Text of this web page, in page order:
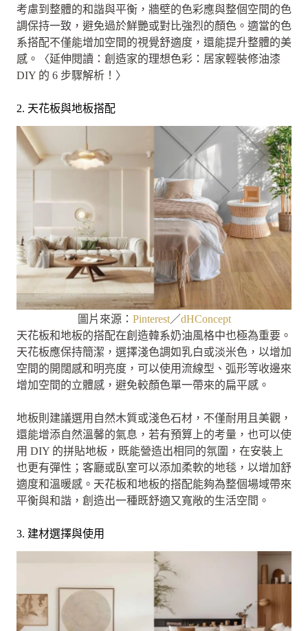
考慮到整體的和諧與平衡，牆壁的色彩應與整個空間的色
調保持一致，避免過於鮮艷或對比強烈的顏色。適當的色
系搭配不僅能增加空間的視覺舒適度，還能提升整體的美
感。〈延伸閱讀：創造家的理想色彩：居家輕裝修油漆
DIY 的 6 步驟解析！〉
2. 天花板與地板搭配
圖片來源： Pinterest／dHConcept
天花板和地板的搭配在創造韓系奶油風格中也極為重要。
天花板應保持簡潔，選擇淺色調如乳白或淡米色，以增加
空間的開闊感和明亮度，可以使用流線型、弧形等收邊來
增加空間的立體感，避免較顏色單一帶來的扁平感。
地板則建議選用自然木質或淺色石材，不僅耐用且美觀，
還能增添自然溫馨的氣息，若有預算上的考量，也可以使
用 DIY 的拼貼地板，既能營造出相同的氛圍，在安裝上
也更有彈性；客廳或臥室可以添加柔軟的地毯，以增加舒
適度和溫暖感。天花板和地板的搭配能夠為整個場域帶來
平衡與和諧，創造出一種既舒適又寬敞的生活空間。
3. 建材選擇與使用